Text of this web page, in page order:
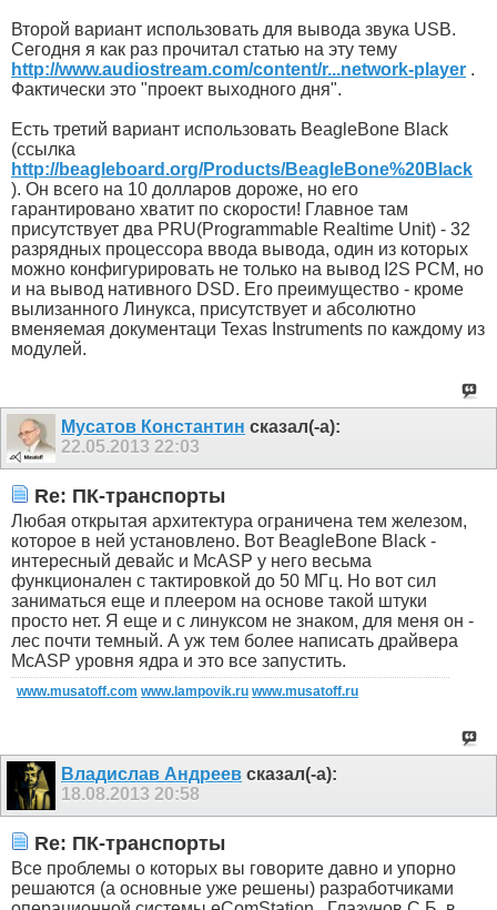
Второй вариант использовать для вывода звука USB.
Сегодня я как раз прочитал статью на эту тему
http://www.audiostream.com/content/r...network-player .
Фактически это "проект выходного дня".
Есть третий вариант использовать BeagleBone Black
(ссылка
http://beagleboard.org/Products/BeagleBone%20Black
). Он всего на 10 долларов дороже, но его
гарантировано хватит по скорости! Главное там
присутствует два PRU(Programmable Realtime Unit) - 32
разрядных процессора ввода вывода, один из которых
можно конфигурировать не только на вывод I2S PCM, но
и на вывод нативного DSD. Его преимущество - кроме
вылизанного Линукса, присутствует и абсолютно
вменяемая документаци Texas Instruments по каждому из
модулей.
Мусатов Константин сказал(-а):
22.05.2013 22:03
Re: ПК-транспорты
Любая открытая архитектура ограничена тем железом,
которое в ней установлено. Вот BeagleBone Black -
интересный девайс и McASP у него весьма
функционален с тактировкой до 50 МГц. Но вот сил
заниматься еще и плеером на основе такой штуки
просто нет. Я еще и с линуксом не знаком, для меня он -
лес почти темный. А уж тем более написать драйвера
McASP уровня ядра и это все запустить.
www.musatoff.com www.lampovik.ru www.musatoff.ru
Владислав Андреев сказал(-а):
18.08.2013 20:58
Re: ПК-транспорты
Все проблемы о которых вы говорите давно и упорно
решаются (а основные уже решены) разработчиками